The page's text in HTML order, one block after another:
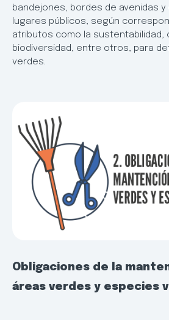
bandejones, bordes de avenidas y
lugares públicos, según
atributos como la sustentabilidad,
biodiversidad, entre otros, para
verdes.
Obligaciones de la
áreas verdes y especies